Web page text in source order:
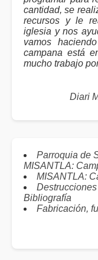
cantidad, se
recursos y le
iglesia y nos
vamos
campana está
mucho trabajo
Diari
Parroquia de
MISANTLA:
MISANTLA:
Bibliografía
Fabricación,